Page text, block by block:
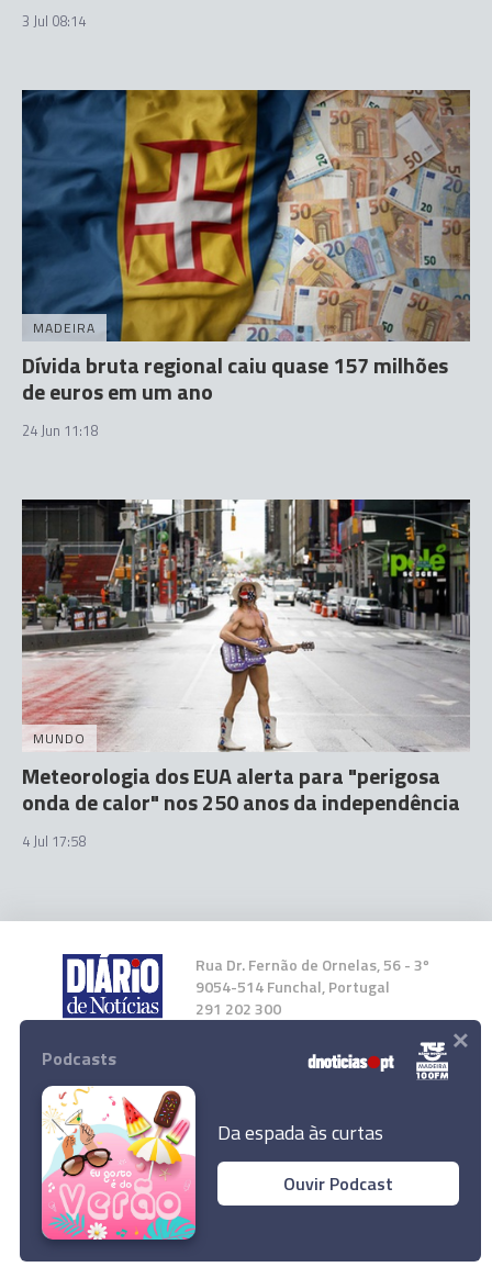
3 Jul 08:14
MADEIRA
Dívida bruta regional caiu quase 157 milhões
de euros em um ano
24 Jun 11:18
MUNDO
Meteorologia dos EUA alerta para "perigosa
onda de calor" nos 250 anos da independência
4 Jul 17:58
Rua Dr. Fernão de Ornelas, 56 - 3º
9054-514 Funchal, Portugal
291 202 300
Instale a nossa App
© 2026 Empresa Diário de Notícias, Lda.
Todos os direitos reservados.
Podcasts
Da espada às curtas
Ouvir Podcast
×